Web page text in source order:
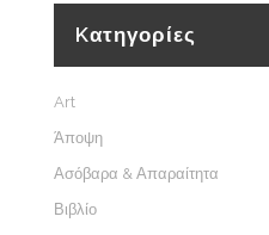
Kατηγορίες
Art
Άποψη
Ασόβαρα & Απαραίτητα
Βιβλίο